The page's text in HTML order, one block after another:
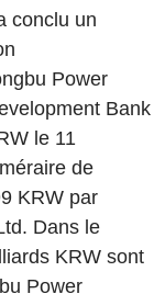
conclu un
Power
Bank
le 11
de
KRW par
Dans le
KRW sont
Power